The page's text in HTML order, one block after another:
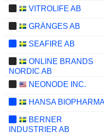
VITROLIFE AB
GRÄNGES AB
SEAFIRE AB
ONLINE BRANDS
NORDIC AB
NEONODE INC.
HANSA
BERNER
INDUSTRIER AB